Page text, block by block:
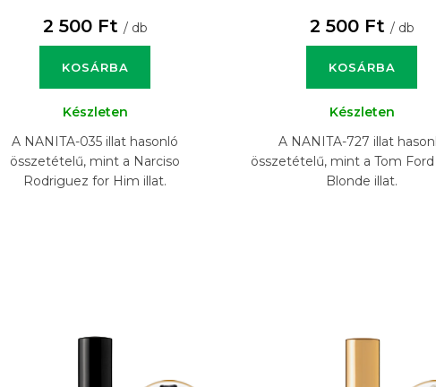
2 500 Ft / db
KOSÁRBA
Készleten
A NANITA-035 illat hasonló
összetételű, mint a Narciso
Rodriguez for Him illat.
2 500 Ft / db
KOSÁRBA
Készleten
A NANITA-727 illat
összetételű, mint a Tom
Blonde illat.